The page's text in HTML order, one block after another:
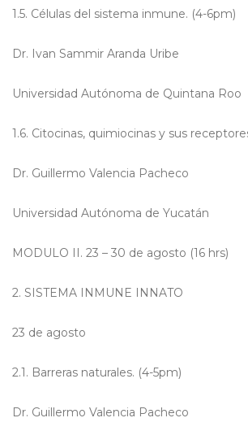
1.5. Células del sistema inmune. (4-6pm)
Dr. Ivan Sammir Aranda Uribe
Universidad Autónoma de Quintana Roo
1.6. Citocinas, quimiocinas y sus
Dr. Guillermo Valencia Pacheco
Universidad Autónoma de Yucatán
MODULO II. 23 – 30 de agosto (16 hrs)
2. SISTEMA INMUNE INNATO
23 de agosto
2.1. Barreras naturales. (4-5pm)
Dr. Guillermo Valencia Pacheco